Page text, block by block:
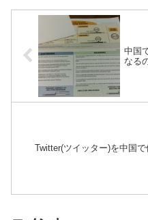
中国
なる
Twitter(ツイッター)を中国